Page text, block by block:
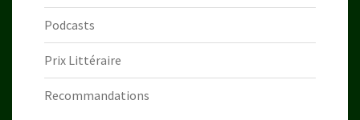
Podcasts
Prix Littéraire
Recommandations